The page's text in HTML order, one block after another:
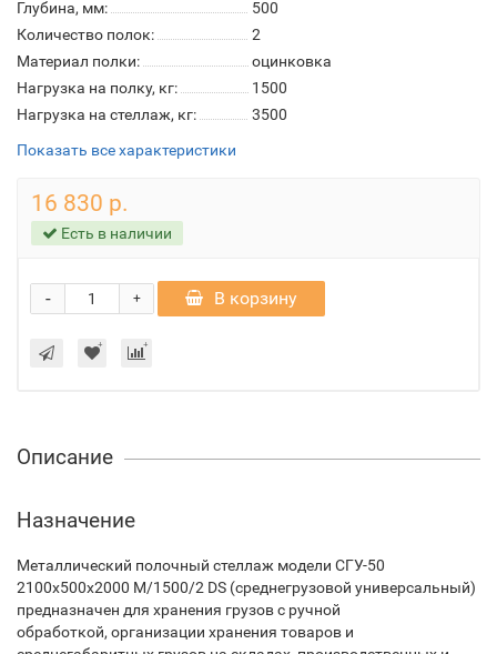
Глубина, мм:
500
Количество полок:
2
Материал полки:
оцинковка
Нагрузка на полку, кг:
1500
Нагрузка на стеллаж, кг:
3500
Показать все характеристики
16 830 р.
Есть в наличии
+
- В корзину
Описание
Назначение
Металлический полочный стеллаж модели СГУ-50
2100х500х2000 М/1500/2 DS (среднегрузовой универсальный)
предназначен для хранения грузов с ручной
обработкой, организации хранения товаров и